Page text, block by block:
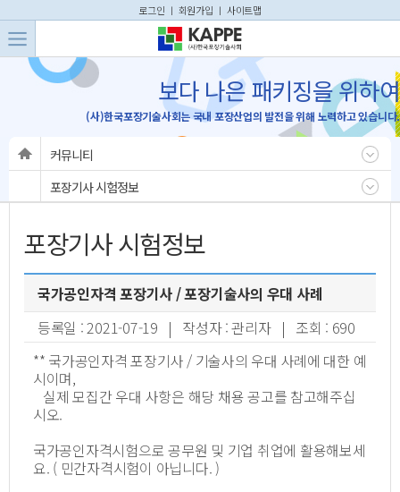
로그인 ㅣ 회원가입 ㅣ 사이트맵
보다 나은 패키징을 위하여
(사)한국포장기술사회는 국내 포장산업의 발전을 위해 노력하고 있습니다.
커뮤니티
포장기사 시험정보
포장기사 시험정보
국가공인자격 포장기사 / 포장기술사의 우대 사례
등록일 : 2021-07-19 | 작성자 : 관리자 | 조회 : 690
** 국가공인자격 포장기사 / 기술사의 우대 사례에 대한 예
시이며,
실제 모집간 우대 사항은 해당 채용 공고를 참고해주십
시오.
국가공인자격시험으로 공무원 및 기업 취업에 활용해보세
요. ( 민간자격시험이 아닙니다. )